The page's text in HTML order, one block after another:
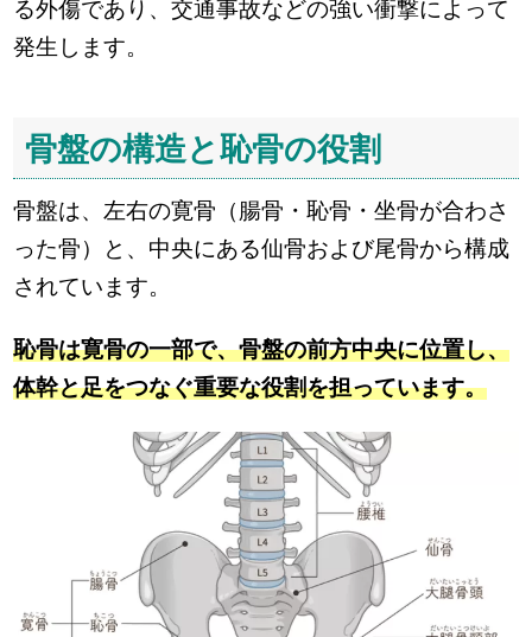
る外傷であり、交通事故などの強い衝撃によって
発生します。
骨盤の構造と恥骨の役割
骨盤は、左右の寛骨（腸骨・恥骨・坐骨が合わさ
った骨）と、中央にある仙骨および尾骨から構成
されています。
恥骨は寛骨の一部で、骨盤の前方中央に位置し、
体幹と足をつなぐ重要な役割を担っています。